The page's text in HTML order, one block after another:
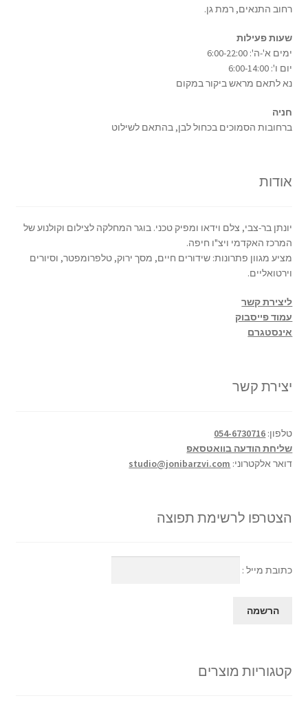
רחוב התנאים, רמת גן.
שעות פעילות
ימים א'-ה': 6:00-22:00
יום ו': 6:00-14:00
נא לתאם מראש ביקור במקום
חניה
ברחובות הסמוכים בכחול לבן, בהתאם לשילוט
אודות
יונתן בר-צבי, צלם וידאו ומפיק טכני. בוגר המחלקה לצילום וקולנוע של
המרכז האקדמי ויצ"ו חיפה.
מציע מגוון פתרונות: שידורים חיים, מסך ירוק, טלפרומפטר, וסיורים
וירטואליים.
ליצירת קשר
עמוד פייסבוק
אינסטגרם
יצירת קשר
טלפון: 054-6730716
שליחת הודעה בוואטסאפ
דואר אלקטרוני: studio@jonibarzvi.com
הצטרפו לרשימת תפוצה
כתובת מייל :
קטגוריות מוצרים